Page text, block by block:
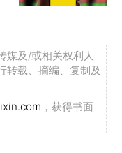
媒及/或相关权利人
转载、摘编、复制及
，获得书面